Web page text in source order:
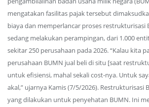
mengatakan fasilitas pajak tersebut
biaya dan memperlancar proses restrukturisasi
sedang melakukan perampingan, dari 1.000
sekitar 250 perusahaan pada 2026. “Kalau kita
perusahaan BUMN jual beli di situ [saat
untuk efisiensi, mahal sekali cost-nya. Untuk
akal,” ujarnya Kamis (7/5/2026). Restrukturisasi
yang dilakukan untuk penyehatan BUMN. Ini